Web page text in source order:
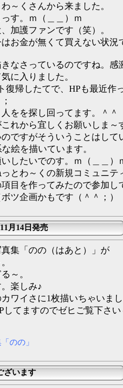
～くさんから来ました。
す。ｍ（＿＿）ｍ
加護ファンです（笑）。
お金が無くて買えない状況
なさっているのですね。感
に入りました。
復帰したてで、HPも最近作
をを探し回ってます。＾＾
れから宜しくお願いしま～
ですがそういうことはして
絵を描いています。
したいでのす。ｍ（＿＿）
とわ～くの新規コミュニテ
目を作ってみたので参加し
ツ企画かもです（＾＾；）
月14日発売
集「のの（はあと）」が
～。
楽しみ♪
ワイさに1枚描いちゃいま
してますのでゼヒご覧下さ
ざいます